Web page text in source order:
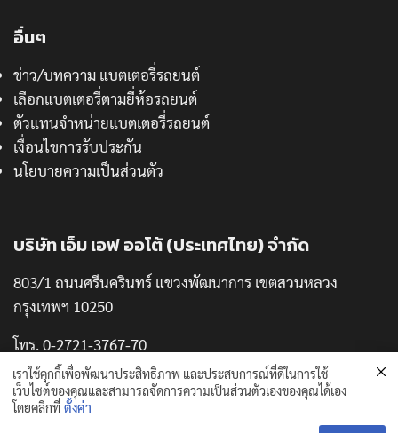
อื่นๆ
ข่าว/บทความ แบตเตอรี่รถยนต์
เลือกแบตเตอรี่ตามยี่ห้อรถยนต์
ตัวแทนจำหน่ายแบตเตอรี่รถยนต์
เงื่อนไขการรับประกัน
นโยบายความเป็นส่วนตัว
บริษัท เอ็ม เอฟ ออโต้ (ประเทศไทย) จำกัด
803/1 ถนนศรีนครินทร์ แขวงพัฒนาการ เขตสวนหลวง
กรุงเทพฯ 10250
โทร. 0-2721-3767-70
แฟกซ์. 0-2721-3771
เราใช้คุกกี้เพื่อพัฒนาประสิทธิภาพ และประสบการณ์ที่ดีในการใช้
เว็บไซต์ของคุณและสามารถจัดการความเป็นส่วนตัวเองของคุณได้เอง
โดยคลิกที่ ตั้งค่า